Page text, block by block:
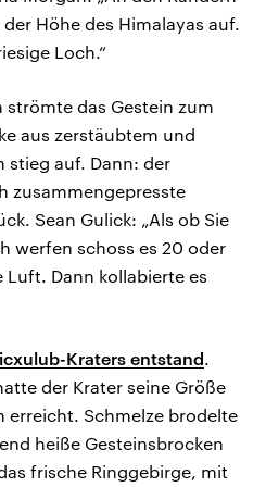
Höhe des Himalayas auf.
Loch.“
das Gestein zum
aus zerstäubtem und
stieg auf. Dann: der
zusammengepresste
Sean Gulick: „Als ob Sie
werfen schoss es 20 oder
Dann kollabierte es
Kraters entstand.
der Krater seine Größe
erreicht. Schmelze brodelte
heiße Gesteinsbrocken
frische Ringgebirge, mit